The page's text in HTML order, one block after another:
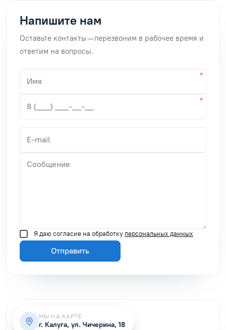
Напишите нам
Оставьте контакты — перезвоним в рабочее время и
ответим на вопросы.
Я даю согласие на обработку персональных данных
Отправить
МЫ НА КАРТЕ
г. Калуга, ул. Чичерина, 18